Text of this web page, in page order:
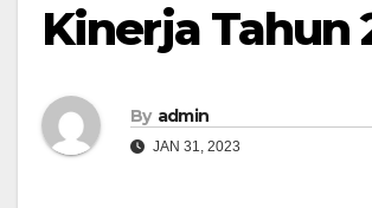
Kinerja Tahun
By admin
JAN 31, 2023